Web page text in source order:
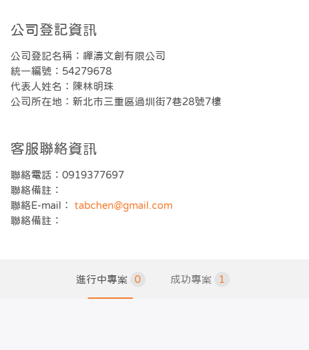
公司登記資訊
公司登記名稱：禪濤文創有限公司
統一編號：54279678
代表人姓名：陳林明珠
公司所在地：新北市三重區過圳街7巷28號7樓
客服聯絡資訊
聯絡電話：0919377697
聯絡備註：
聯絡E-mail： tabchen@gmail.com
聯絡備註：
進行中專案 0 成功專案 1